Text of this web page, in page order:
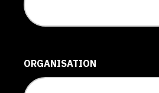
ORGANISATION